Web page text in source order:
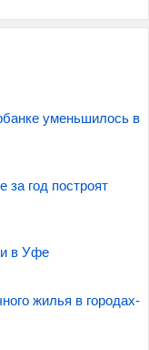
уменьшилось в
за год построят
в Уфе
жилья в городах-